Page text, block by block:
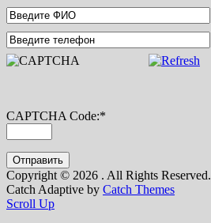
CAPTCHA Code:*
Copyright © 2026 . All Rights Reserved.
Catch Adaptive by Catch Themes
Scroll Up